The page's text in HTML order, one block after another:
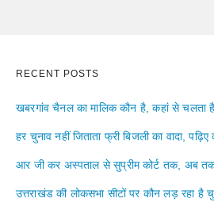
RECENT POSTS
खबरगांव चैनल का मालिक कौन है, कहां से चलता
हर चुनाव नहीं जिताता फ्री बिजली का वादा,
आर जी कर अस्पताल से सुप्रीम कोर्ट तक, अब
उत्तराखंड की लोकसभा सीटों पर कौन लड़ रहा है